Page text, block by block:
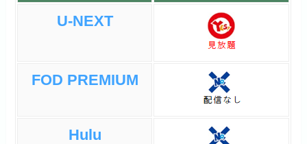
U-NEXT
FOD PREMIUM
Hulu